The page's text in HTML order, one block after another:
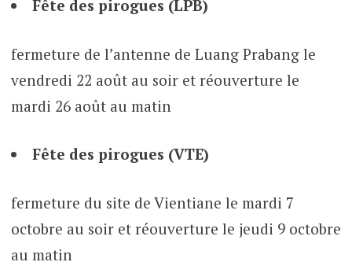
Fête des pirogues (LPB)
fermeture de l’antenne de Luang Prabang le
vendredi 22 août au soir et réouverture le
mardi 26 août au matin
Fête des pirogues (VTE)
fermeture du site de Vientiane le mardi 7
octobre au soir et réouverture le jeudi 9 octobre
au matin